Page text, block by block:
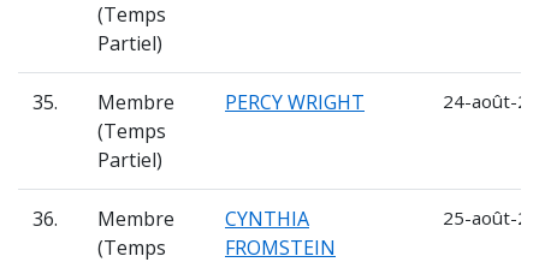
(Temps
Partiel)
35.
Membre
(Temps
Partiel)
PERCY WRIGHT 24-août-
36.
Membre
(Temps
CYNTHIA
FROMSTEIN
25-août-